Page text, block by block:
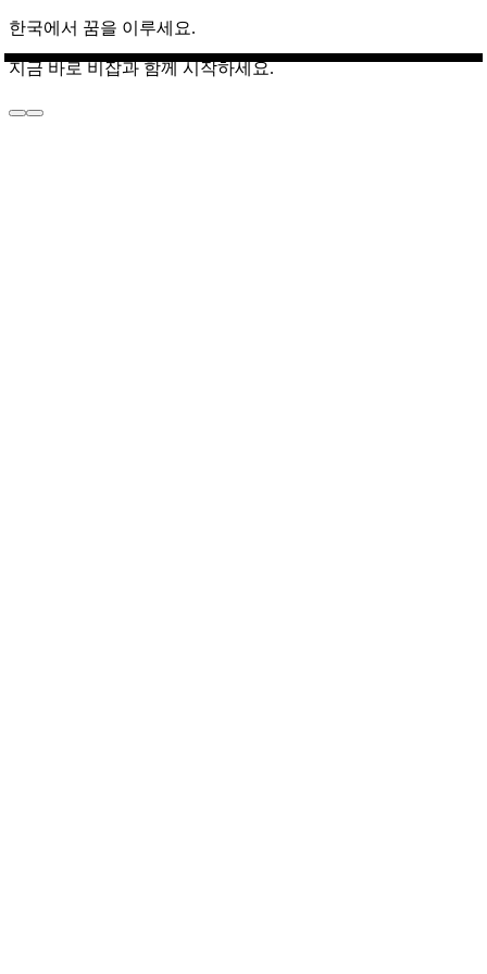
한국에서 꿈을 이루세요.
지금 바로 비잡과 함께 시작하세요.